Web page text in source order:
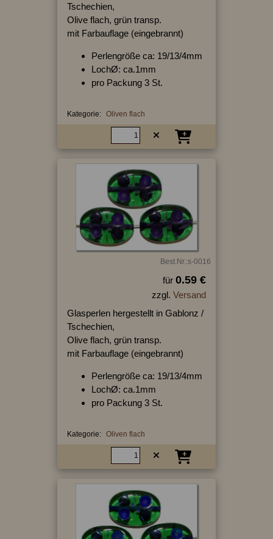
Tschechien,
Olive flach, grün transp.
mit Farbauflage (eingebrannt)
Perlengröße ca: 19/13/4mm
LochØ: ca.1mm
pro Packung 3 St.
Kategorie: Oliven flach
Best.Nr.:s-0016
für 0.59 €
zzgl. Versand
Glasperlen hergestellt in Gablonz /
Tschechien,
Olive flach, grün transp.
mit Farbauflage (eingebrannt)
Perlengröße ca: 19/13/4mm
LochØ: ca.1mm
pro Packung 3 St.
Kategorie: Oliven flach